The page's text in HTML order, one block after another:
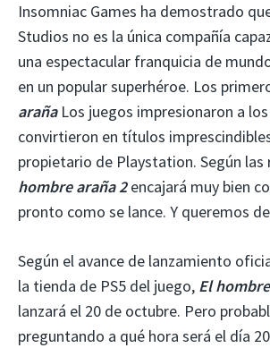
Insomniac Games ha demostrado
Studios no es la única compañía
una espectacular franquicia de
en un popular superhéroe. Los
arañaLos juegos impresionaron a
convirtieron en títulos
propietario de Playstation. Según las
hombre araña 2encajará muy bien
pronto como se lance. Y queremos
Según el avance de lanzamiento
la tienda de PS5 del juego, El
lanzará el 20 de octubre. Pero
preguntando a qué hora será el día